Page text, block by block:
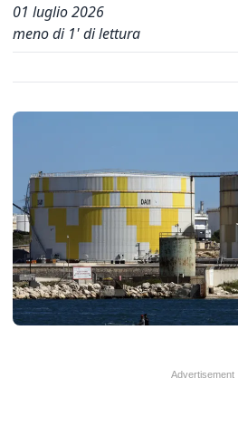
01 luglio 2026
meno di 1' di lettura